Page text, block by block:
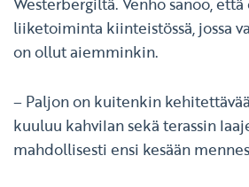
liiketoiminta kiinteistössä, jossa
on ollut aiemminkin.
– Paljon on kuitenkin
kuuluu kahvilan sekä terassin
mahdollisesti ensi kesään